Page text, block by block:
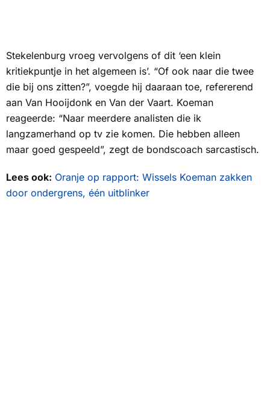
Stekelenburg vroeg vervolgens of dit ‘een klein
kritiekpuntje in het algemeen is’. “Of ook naar die twee
die bij ons zitten?”, voegde hij daaraan toe, refererend
aan Van Hooijdonk en Van der Vaart. Koeman
reageerde: “Naar meerdere analisten die ik
langzamerhand op tv zie komen. Die hebben alleen
maar goed gespeeld”, zegt de bondscoach sarcastisch.
Lees ook: Oranje op rapport: Wissels Koeman zakken
door ondergrens, één uitblinker